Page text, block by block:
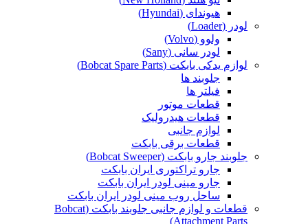
هیوندای (Hyundai)
لودر (Loader)
ولوو (Volvo)
لودر سانی (Sany)
لوازم یدکی بابکت (Bobcat Spare Parts)
جلوبند ها
فیلتر ها
قطعات موتور
قطعات هیدرولیک
لوازم جانبی
قطعات برقی بابکت
جلوبند جارو بابکت (Bobcat Sweeper)
جارو تراکتوری ایران بابکت
جارو مینی لودر ایران بابکت
ساحل روب مینی لودر ایران بابکت
قطعات و لوازم جانبی جلوبند بابکت (Bobcat
Attachment Parts)